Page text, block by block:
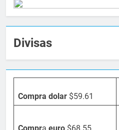
Divisas
Compra dolar $59.61